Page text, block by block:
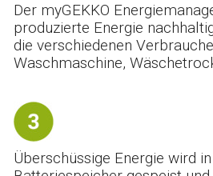
Der myGEKKO
produzierte Energie
die verschiedenen
Waschmaschine,
Überschüssige Energie wird